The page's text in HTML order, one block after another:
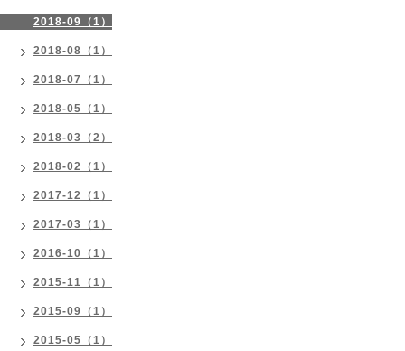
2018-09（1）
2018-08（1）
2018-07（1）
2018-05（1）
2018-03（2）
2018-02（1）
2017-12（1）
2017-03（1）
2016-10（1）
2015-11（1）
2015-09（1）
2015-05（1）